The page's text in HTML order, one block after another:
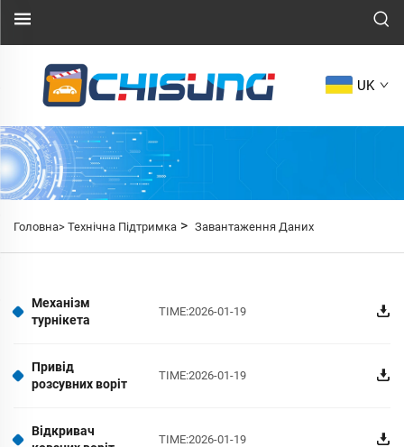
UK
Головна> Технічна Підтримка > Завантаження Даних
Механізм
турнікета
TIME:2026-01-19
Привід
розсувних воріт
TIME:2026-01-19
Відкривач
TIME:2026-01-19